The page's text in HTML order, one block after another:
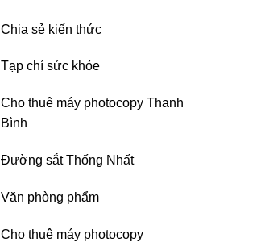
Chia sẻ kiến thức
Tạp chí sức khỏe
Cho thuê máy photocopy Thanh
Bình
Đường sắt Thống Nhất
Văn phòng phẩm
Cho thuê máy photocopy